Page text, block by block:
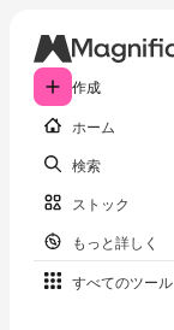
作成
ホーム
検索
ストック
もっと詳しく
すべてのツール